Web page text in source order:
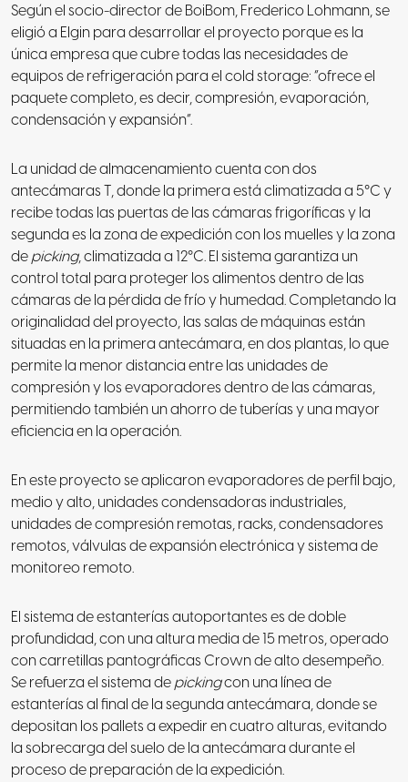
Según el socio-director de BoiBom, Frederico Lohmann, se
eligió a Elgin para desarrollar el proyecto porque es la
única empresa que cubre todas las necesidades de
equipos de refrigeración para el cold storage: “ofrece el
paquete completo, es decir, compresión, evaporación,
condensación y expansión”.
La unidad de almacenamiento cuenta con dos
antecámaras T, donde la primera está climatizada a 5°C y
recibe todas las puertas de las cámaras frigoríficas y la
segunda es la zona de expedición con los muelles y la zona
depicking, climatizada a 12°C. El sistema garantiza un
control total para proteger los alimentos dentro de las
cámaras de la pérdida de frío y humedad. Completando la
originalidad del proyecto, las salas de máquinas están
situadas en la primera antecámara, en dos plantas, lo que
permite la menor distancia entre las unidades de
compresión y los evaporadores dentro de las cámaras,
permitiendo también un ahorro de tuberías y una mayor
eficiencia en la operación.
En este proyecto se aplicaron evaporadores de perfil bajo,
medio y alto, unidades condensadoras industriales,
unidades de compresión remotas, racks, condensadores
remotos, válvulas de expansión electrónica y sistema de
monitoreo remoto.
El sistema de estanterías autoportantes es de doble
profundidad, con una altura media de 15 metros, operado
con carretillas pantográficas Crown de alto desempeño.
Se refuerza el sistema depickingcon una línea de
estanterías al final de la segunda antecámara, donde se
depositan los pallets a expedir en cuatro alturas, evitando
la sobrecarga del suelo de la antecámara durante el
proceso de preparación de la expedición.